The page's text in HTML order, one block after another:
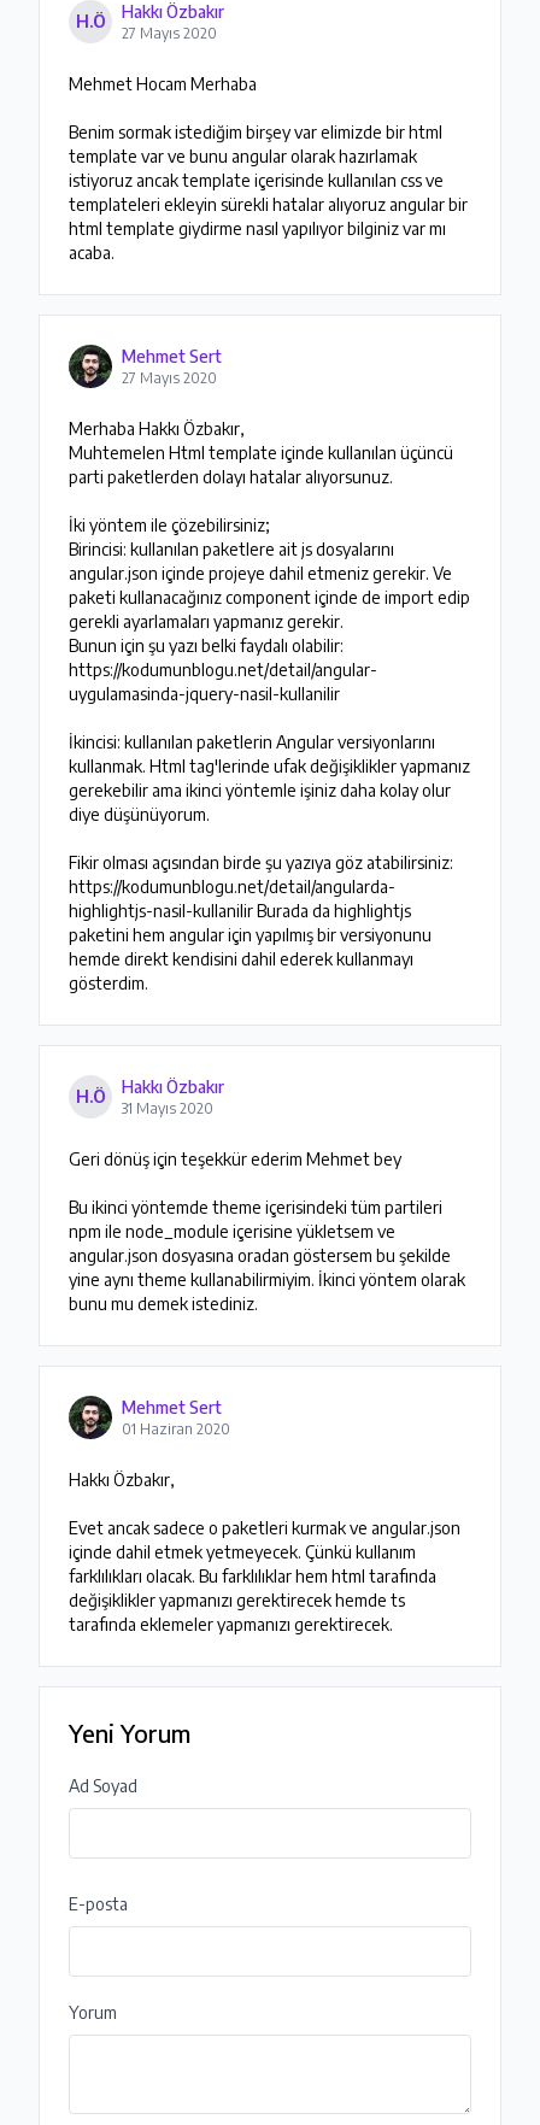
H.Ö Hakkı Özbakır
27 Mayıs 2020
Mehmet Hocam Merhaba
Benim sormak istediğim birşey var elimizde bir html
template var ve bunu angular olarak hazırlamak
istiyoruz ancak template içerisinde kullanılan css ve
templateleri ekleyin sürekli hatalar alıyoruz angular bir
html template giydirme nasıl yapılıyor bilginiz var mı
acaba.
Mehmet Sert
27 Mayıs 2020
Merhaba Hakkı Özbakır,
Muhtemelen Html template içinde kullanılan üçüncü
parti paketlerden dolayı hatalar alıyorsunuz.
İki yöntem ile çözebilirsiniz;
Birincisi: kullanılan paketlere ait js dosyalarını
angular.json içinde projeye dahil etmeniz gerekir. Ve
paketi kullanacağınız component içinde de import edip
gerekli ayarlamaları yapmanız gerekir.
Bunun için şu yazı belki faydalı olabilir:
https://kodumunblogu.net/detail/angular-
uygulamasinda-jquery-nasil-kullanilir
İkincisi: kullanılan paketlerin Angular versiyonlarını
kullanmak. Html tag'lerinde ufak değişiklikler yapmanız
gerekebilir ama ikinci yöntemle işiniz daha kolay olur
diye düşünüyorum.
Fikir olması açısından birde şu yazıya göz atabilirsiniz:
https://kodumunblogu.net/detail/angularda-
highlightjs-nasil-kullanilir Burada da highlightjs
paketini hem angular için yapılmış bir versiyonunu
hemde direkt kendisini dahil ederek kullanmayı
gösterdim.
H.Ö Hakkı Özbakır
31 Mayıs 2020
Geri dönüş için teşekkür ederim Mehmet bey
Bu ikinci yöntemde theme içerisindeki tüm partileri
npm ile node_module içerisine yükletsem ve
angular.json dosyasına oradan göstersem bu şekilde
yine aynı theme kullanabilirmiyim. İkinci yöntem olarak
bunu mu demek istediniz.
Mehmet Sert
01 Haziran 2020
Hakkı Özbakır,
Evet ancak sadece o paketleri kurmak ve angular.json
içinde dahil etmek yetmeyecek. Çünkü kullanım
farklılıkları olacak. Bu farklılıklar hem html tarafında
değişiklikler yapmanızı gerektirecek hemde ts
tarafında eklemeler yapmanızı gerektirecek.
Yeni Yorum
Ad Soyad
E-posta
Yorum